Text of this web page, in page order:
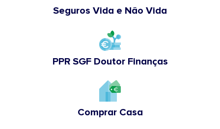
Seguros Vida e Não Vida
PPR SGF Doutor Finanças
Comprar Casa